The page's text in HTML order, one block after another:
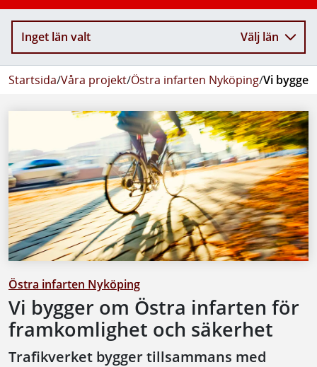
Inget län valt Välj län
Startsida/Våra projekt/Östra infarten Nyköping/Vi
Östra infarten Nyköping
Vi bygger om Östra infarten för
framkomlighet och säkerhet
Trafikverket bygger tillsammans med